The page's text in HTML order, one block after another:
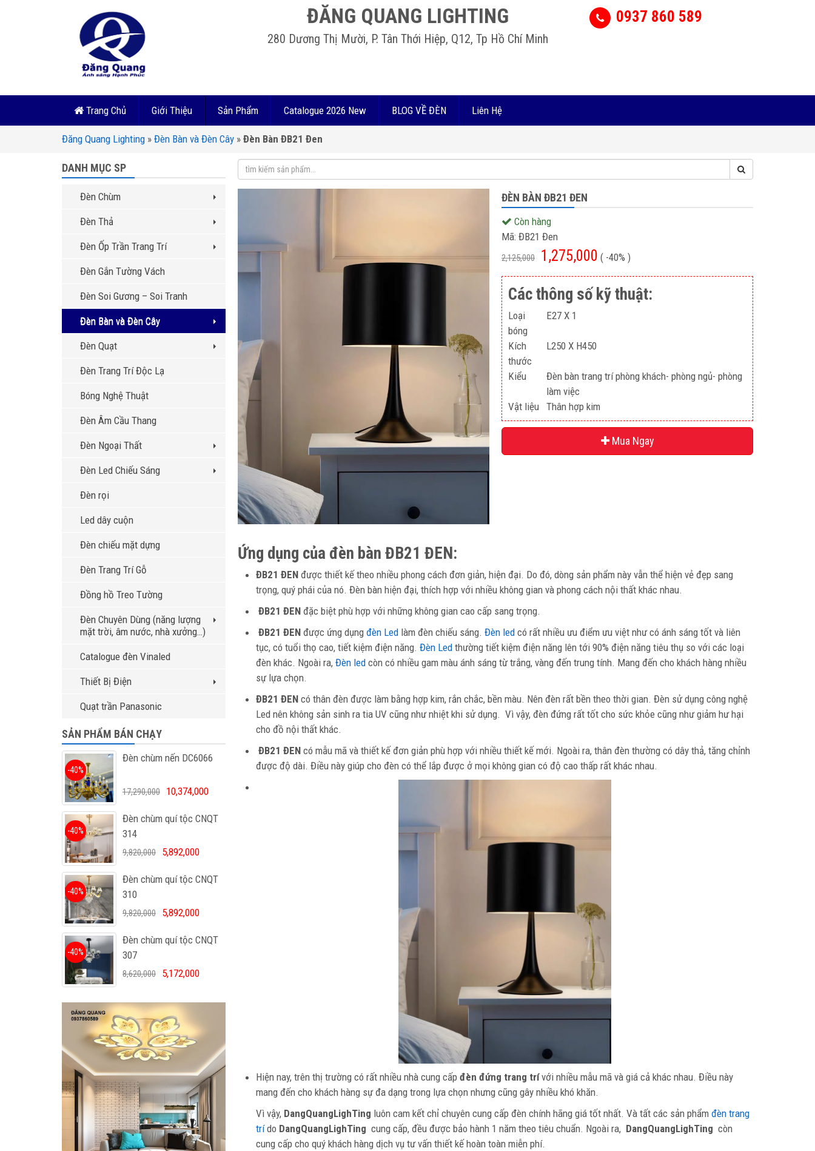
ĐĂNG QUANG LIGHTING
280 Dương Thị Mười, P. Tân Thới Hiệp, Q12, Tp Hồ Chí Minh
0937 860 589
Trang Chủ Giới Thiệu Sản Phẩm Catalogue 2026 New BLOG VỀ ĐÈN Liên Hệ
Đăng Quang Lighting » Đèn Bàn và Đèn Cây » Đèn Bàn ĐB21 Đen
ĐÈN BÀN ĐB21 ĐEN
Còn hàng
Mã: ĐB21 Đen
2,125,000 1,275,000 ( -40% )
Các thông số kỹ thuật:
Loại
bóng
E27 X 1
Kích
thước
L250 X H450
Kiểu
Đèn bàn trang trí phòng khách- phòng ngủ- phòng
làm việc
Vật liệu Thân hợp kim
Mua Ngay
Ứng dụng của đèn bàn ĐB21 ĐEN:
ĐB21 ĐEN được thiết kế theo nhiều phong cách đơn giản, hiện đại. Do đó, dòng sản phẩm này vẫn thể hiện vẻ đẹp sang
trọng, quý phái của nó. Đèn bàn hiện đại, thích hợp với nhiều không gian và phong cách nội thất khác nhau.
ĐB21 ĐEN đặc biệt phù hợp với những không gian cao cấp sang trọng.
ĐB21 ĐEN được ứng dụng đèn Led làm đèn chiếu sáng. Đèn led có rất nhiều ưu điểm ưu việt như có ánh sáng tốt và liên
tục, có tuổi thọ cao, tiết kiệm điện năng. Đèn Led thường tiết kiệm điện năng lên tới 90% điện năng tiêu thụ so với các loại
đèn khác. Ngoài ra, Đèn led còn có nhiều gam màu ánh sáng từ trắng, vàng đến trung tính. Mang đến cho khách hàng nhiều
sự lựa chọn.
ĐB21 ĐEN có thân đèn được làm bằng hợp kim, rắn chắc, bền màu. Nên đèn rất bền theo thời gian. Đèn sử dụng công nghệ
Led nên không sản sinh ra tia UV cũng như nhiệt khi sử dụng. Vì vậy, đèn đứng rất tốt cho sức khỏe cũng như giảm hư hại
cho đồ nội thất khác.
ĐB21 ĐEN có mẫu mã và thiết kế đơn giản phù hợp với nhiều thiết kế mới. Ngoài ra, thân đèn thường có dây thả, tăng chỉnh
được độ dài. Điều này giúp cho đèn có thể lắp được ở mọi không gian có độ cao thấp rất khác nhau.
Hiện nay, trên thị trường có rất nhiều nhà cung cấp đèn đứng trang trívới nhiều mẫu mã và giá cả khác nhau. Điều này
mang đến cho khách hàng sự đa dạng trong lựa chọn nhưng cũng gây nhiều khó khăn.
Vì vậy, DangQuangLighTing luôn cam kết chỉ chuyên cung cấp đèn chính hãng giá tốt nhất. Và tất các sản phẩm đèn trang
trído DangQuangLighTing cung cấp, đều được bảo hành 1 năm theo tiêu chuẩn. Ngoài ra, DangQuangLighTing còn
cung cấp cho quý khách hàng dịch vụ tư vấn thiết kế hoàn toàn miễn phí.
DANH MỤC SP
Đèn Chùm
Đèn Thả
Đèn Ốp Trần Trang Trí
Đèn Gắn Tường Vách
Đèn Soi Gương – Soi Tranh
Đèn Bàn và Đèn Cây
Đèn Quạt
Đèn Trang Trí Độc Lạ
Bóng Nghệ Thuật
Đèn Âm Cầu Thang
Đèn Ngoại Thất
Đèn Led Chiếu Sáng
Đèn rọi
Led dây cuộn
Đèn chiếu mặt dựng
Đèn Trang Trí Gỗ
Đồng hồ Treo Tường
Đèn Chuyên Dùng (năng lượng
mặt trời, âm nước, nhà xưởng…)
Catalogue đèn Vinaled
Thiết Bị Điện
Quạt trần Panasonic
SẢN PHẨM BÁN CHẠY
Đèn chùm nến DC6066
-40%
17,290,000 10,374,000
Đèn chùm quí tộc CNQT
314
-40%
9,820,000 5,892,000
Đèn chùm quí tộc CNQT
310
-40%
9,820,000 5,892,000
Đèn chùm quí tộc CNQT
307
-40%
8,620,000 5,172,000